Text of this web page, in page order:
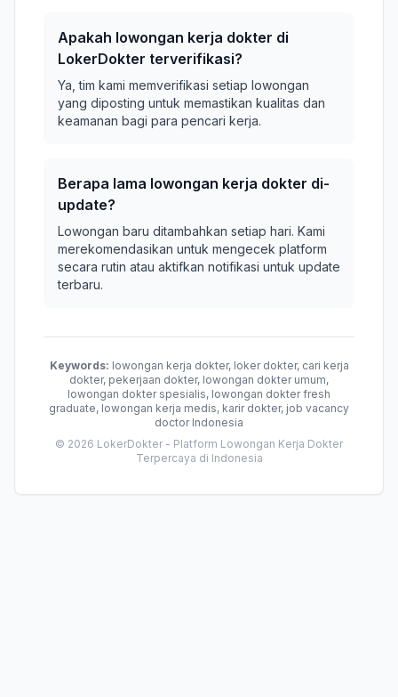
Apakah lowongan kerja dokter di
LokerDokter terverifikasi?
Ya, tim kami memverifikasi setiap lowongan
yang diposting untuk memastikan kualitas dan
keamanan bagi para pencari kerja.
Berapa lama lowongan kerja dokter di-
update?
Lowongan baru ditambahkan setiap hari. Kami
merekomendasikan untuk mengecek platform
secara rutin atau aktifkan notifikasi untuk update
terbaru.
Keywords: lowongan kerja dokter, loker dokter, cari kerja
dokter, pekerjaan dokter, lowongan dokter umum,
lowongan dokter spesialis, lowongan dokter fresh
graduate, lowongan kerja medis, karir dokter, job vacancy
doctor Indonesia
© 2026 LokerDokter - Platform Lowongan Kerja Dokter
Terpercaya di Indonesia